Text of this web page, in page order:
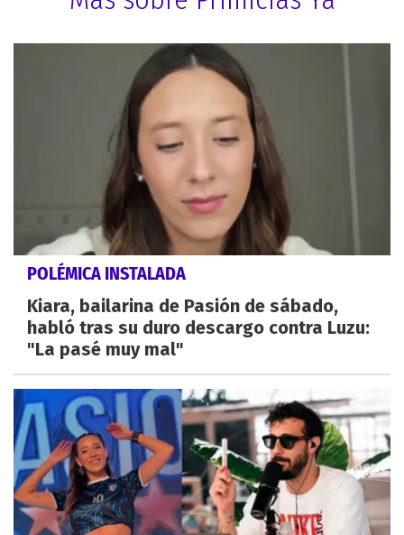
POLÉMICA INSTALADA
Kiara, bailarina de Pasión de sábado,
habló tras su duro descargo contra Luzu:
"La pasé muy mal"